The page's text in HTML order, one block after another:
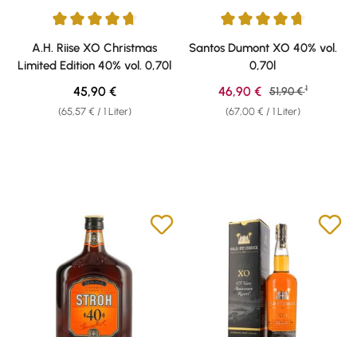
Durchschnittliche Bewertung von 4.82 von 5 Sternen
A.H. Riise XO Christmas
Limited Edition 40% vol. 0,70l
(65,57 € / 1 Liter)
Regulärer Preis:
45,90 €
Durchschnittliche Bewertung
Santos Dumont XO 40% vol.
0,70l
(67,00 € / 1 Liter)
Verkaufspreis:
46,90 € Regulärer Preis:
51,90 € 1